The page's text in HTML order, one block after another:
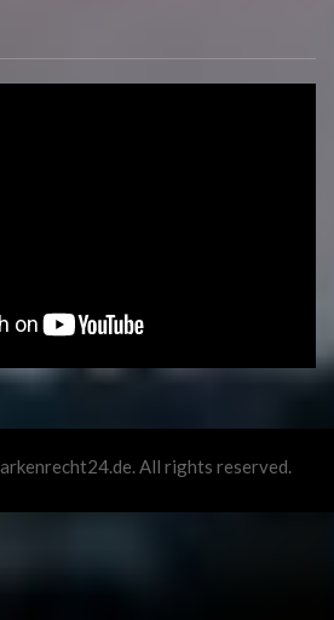
All rights reserved.